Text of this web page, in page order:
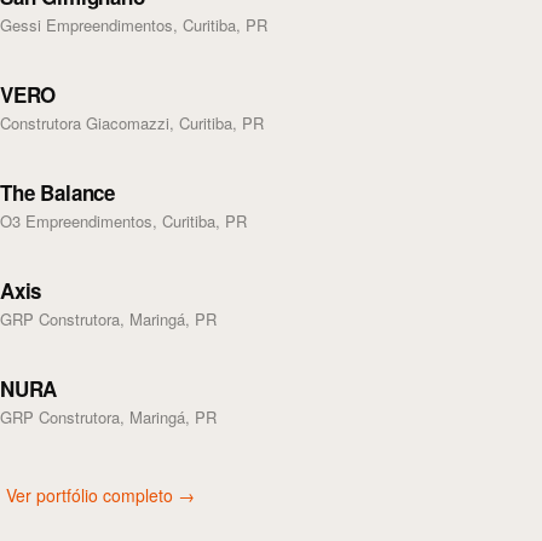
Gessi Empreendimentos, Curitiba, PR
VERO
Construtora Giacomazzi, Curitiba, PR
The Balance
O3 Empreendimentos, Curitiba, PR
Axis
GRP Construtora, Maringá, PR
NURA
GRP Construtora, Maringá, PR
Ver portfólio completo →